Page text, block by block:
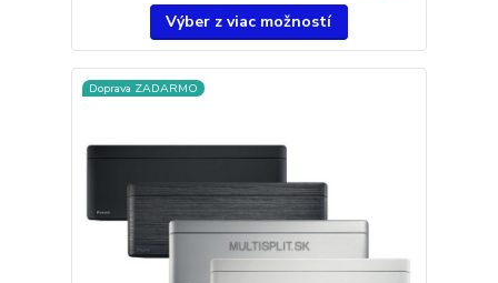
Výber z viac možností
Doprava ZADARMO